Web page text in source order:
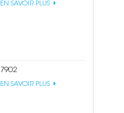
EN SAVOIR PLUS
7902
EN SAVOIR PLUS